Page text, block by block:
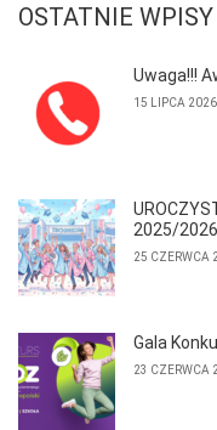
OSTATNIE WPISY
Uwaga!!!
15 LIPCA 2026
2025/
25 CZERWCA
Gala
23 CZERWCA